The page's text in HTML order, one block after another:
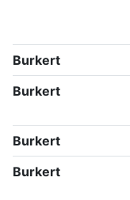
Burkert
Burkert
Burkert
Burkert